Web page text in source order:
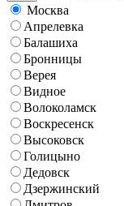
Москва
Апрелевка
Балашиха
Бронницы
Верея
Видное
Волоколамск
Воскресенск
Высоковск
Голицыно
Дедовск
Дзержинский